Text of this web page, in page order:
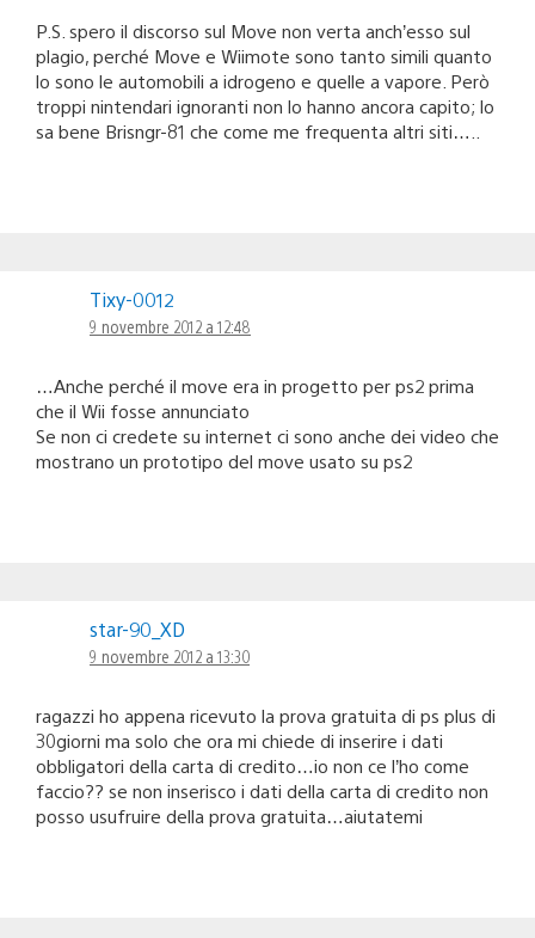
P.S. spero il discorso sul Move non verta anch’esso sul
plagio, perché Move e Wiimote sono tanto simili quanto
lo sono le automobili a idrogeno e quelle a vapore. Però
troppi nintendari ignoranti non lo hanno ancora capito; lo
sa bene Brisngr-81 che come me frequenta altri siti…..
Tixy-0012
9 novembre 2012 a 12:48
…Anche perché il move era in progetto per ps2 prima
che il Wii fosse annunciato
Se non ci credete su internet ci sono anche dei video che
mostrano un prototipo del move usato su ps2
star-90_XD
9 novembre 2012 a 13:30
ragazzi ho appena ricevuto la prova gratuita di ps plus di
30giorni ma solo che ora mi chiede di inserire i dati
obbligatori della carta di credito…io non ce l’ho come
faccio?? se non inserisco i dati della carta di credito non
posso usufruire della prova gratuita…aiutatemi